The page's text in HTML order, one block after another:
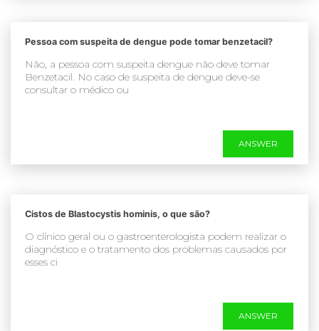
Pessoa com suspeita de dengue pode tomar benzetacil?
Não, a pessoa com suspeita dengue não deve tomar
Benzetacil. No caso de suspeita de dengue deve-se
consultar o médico ou
ANSWER
Cistos de Blastocystis hominis, o que são?
O clínico geral ou o gastroenterologista podem realizar o
diagnóstico e o tratamento dos problemas causados por
esses ci
ANSWER